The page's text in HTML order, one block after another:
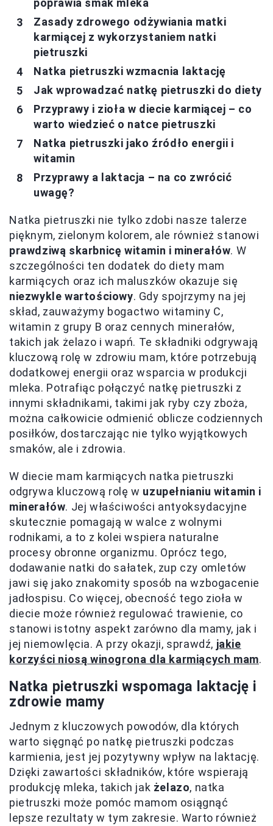
poprawia smak mleka
Zasady zdrowego odżywiania matki
karmiącej z wykorzystaniem natki
pietruszki
Natka pietruszki wzmacnia laktację
Jak wprowadzać natkę pietruszki do diety
Przyprawy i zioła w diecie karmiącej – co
warto wiedzieć o natce pietruszki
Natka pietruszki jako źródło energii i
witamin
Przyprawy a laktacja – na co zwrócić
uwagę?
Natka pietruszki nie tylko zdobi nasze talerze
pięknym, zielonym kolorem, ale również stanowi
prawdziwą skarbnicę witamin i minerałów. W
szczególności ten dodatek do diety mam
karmiących oraz ich maluszków okazuje się
niezwykle wartościowy. Gdy spojrzymy na jej
skład, zauważymy bogactwo witaminy C,
witamin z grupy B oraz cennych minerałów,
takich jak żelazo i wapń. Te składniki odgrywają
kluczową rolę w zdrowiu mam, które potrzebują
dodatkowej energii oraz wsparcia w produkcji
mleka. Potrafiąc połączyć natkę pietruszki z
innymi składnikami, takimi jak ryby czy zboża,
można całkowicie odmienić oblicze codziennych
posiłków, dostarczając nie tylko wyjątkowych
smaków, ale i zdrowia.
W diecie mam karmiących natka pietruszki
odgrywa kluczową rolę w uzupełnianiu witamin i
minerałów. Jej właściwości antyoksydacyjne
skutecznie pomagają w walce z wolnymi
rodnikami, a to z kolei wspiera naturalne
procesy obronne organizmu. Oprócz tego,
dodawanie natki do sałatek, zup czy omletów
jawi się jako znakomity sposób na wzbogacenie
jadłospisu. Co więcej, obecność tego zioła w
diecie może również regulować trawienie, co
stanowi istotny aspekt zarówno dla mamy, jak i
jej niemowlęcia. A przy okazji, sprawdź, jakie
korzyści niosą winogrona dla karmiących mam.
Natka pietruszki wspomaga laktację i
zdrowie mamy
Jednym z kluczowych powodów, dla których
warto sięgnąć po natkę pietruszki podczas
karmienia, jest jej pozytywny wpływ na laktację.
Dzięki zawartości składników, które wspierają
produkcję mleka, takich jak żelazo, natka
pietruszki może pomóc mamom osiągnąć
lepsze rezultaty w tym zakresie. Warto również